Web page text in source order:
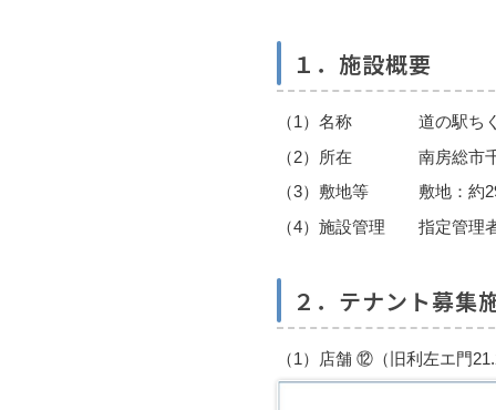
１．施設概要
（1）名称 道の駅ちく
（2）所在 南房総市千
（3）敷地等 敷地：約
（4）施設管理 指定管理
２．テナント募集
（1）店舗 ⑫（旧利左エ門